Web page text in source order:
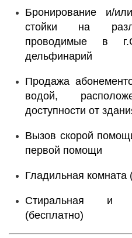
Бронирование и/
стойки на
проводимые в
дельфинарий
Продажа
водой,
доступности от
Вызов скорой
первой помощи
Гладильная комната
Стиральная и
(бесплатно)